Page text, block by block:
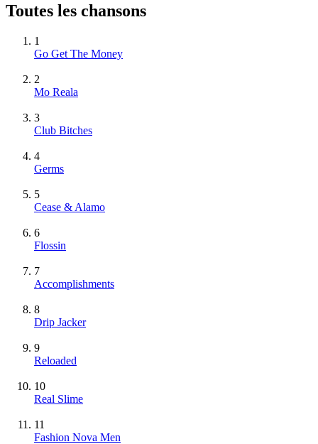
Toutes les chansons
1
Go Get The Money
2
Mo Reala
3
Club Bitches
4
Germs
5
Cease & Alamo
6
Flossin
7
Accomplishments
8
Drip Jacker
9
Reloaded
10
Real Slime
11
Fashion Nova Men